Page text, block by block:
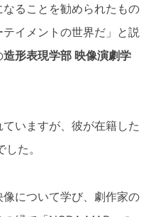
ることを勧められたもの
イメントの世界だ」と説
造形表現学部 映像演劇学
いますが、彼が在籍した
た。
について学び、劇作家の